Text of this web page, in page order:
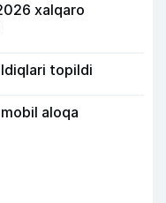
xalqaro
topildi
aloqa